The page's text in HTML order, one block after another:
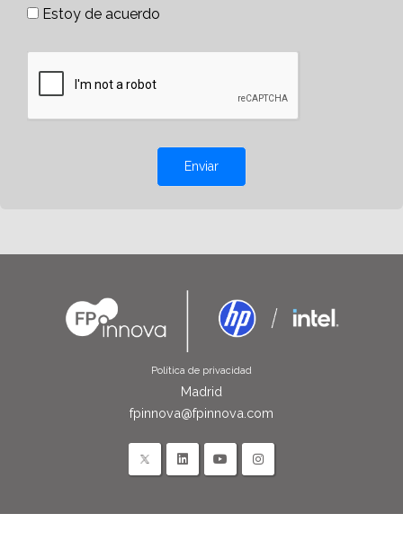
Estoy de acuerdo
Enviar
Política de privacidad
Madrid
fpinnova@fpinnova.com